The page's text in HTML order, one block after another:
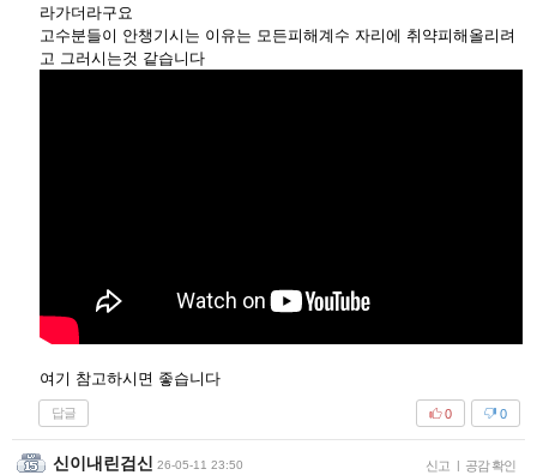
라가더라구요
고수분들이 안챙기시는 이유는 모든피해계수 자리에 취약피해올리려
고 그러시는것 같습니다
여기 참고하시면 좋습니다
답글 0
0
신이내린검신 26-05-11 23:50 신고 | 공감 확인